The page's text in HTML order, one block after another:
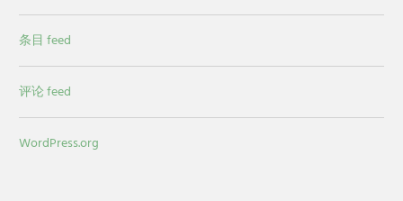
条目 feed
评论 feed
WordPress.org